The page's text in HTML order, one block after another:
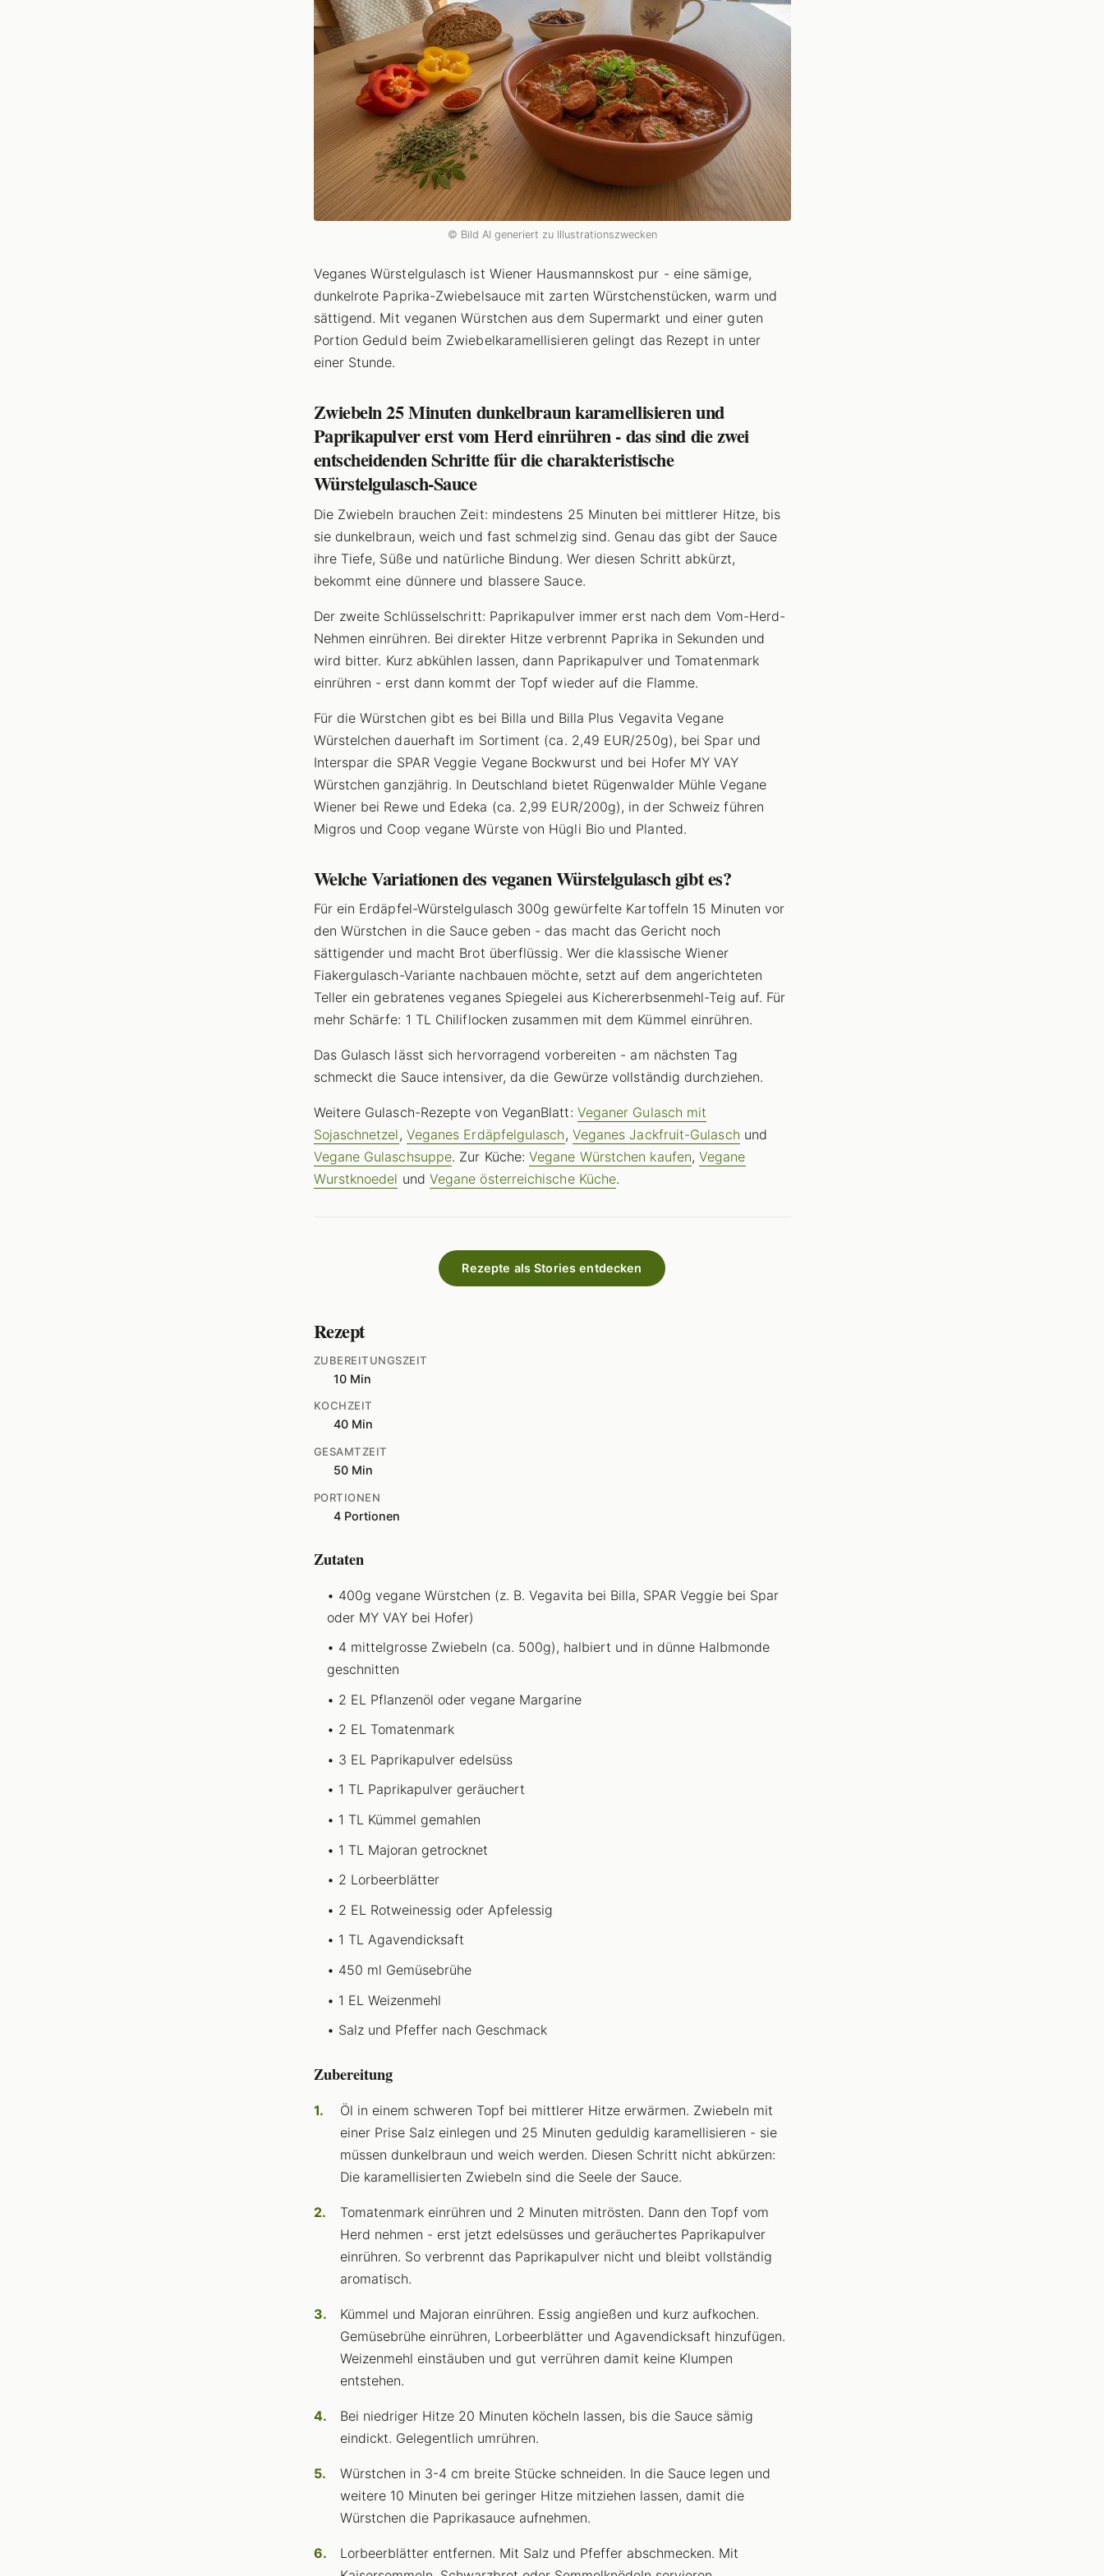
© Bild AI generiert zu Illustrationszwecken
Veganes Würstelgulasch ist Wiener Hausmannskost pur - eine sämige,
dunkelrote Paprika-Zwiebelsauce mit zarten Würstchenstücken, warm und
sättigend. Mit veganen Würstchen aus dem Supermarkt und einer guten
Portion Geduld beim Zwiebelkaramellisieren gelingt das Rezept in unter
einer Stunde.
Zwiebeln 25 Minuten dunkelbraun karamellisieren und
Paprikapulver erst vom Herd einrühren - das sind die zwei
entscheidenden Schritte für die charakteristische
Würstelgulasch-Sauce
Die Zwiebeln brauchen Zeit: mindestens 25 Minuten bei mittlerer Hitze, bis
sie dunkelbraun, weich und fast schmelzig sind. Genau das gibt der Sauce
ihre Tiefe, Süße und natürliche Bindung. Wer diesen Schritt abkürzt,
bekommt eine dünnere und blassere Sauce.
Der zweite Schlüsselschritt: Paprikapulver immer erst nach dem Vom-Herd-
Nehmen einrühren. Bei direkter Hitze verbrennt Paprika in Sekunden und
wird bitter. Kurz abkühlen lassen, dann Paprikapulver und Tomatenmark
einrühren - erst dann kommt der Topf wieder auf die Flamme.
Für die Würstchen gibt es bei Billa und Billa Plus Vegavita Vegane
Würstelchen dauerhaft im Sortiment (ca. 2,49 EUR/250g), bei Spar und
Interspar die SPAR Veggie Vegane Bockwurst und bei Hofer MY VAY
Würstchen ganzjährig. In Deutschland bietet Rügenwalder Mühle Vegane
Wiener bei Rewe und Edeka (ca. 2,99 EUR/200g), in der Schweiz führen
Migros und Coop vegane Würste von Hügli Bio und Planted.
Welche Variationen des veganen Würstelgulasch gibt es?
Für ein Erdäpfel-Würstelgulasch 300g gewürfelte Kartoffeln 15 Minuten vor
den Würstchen in die Sauce geben - das macht das Gericht noch
sättigender und macht Brot überflüssig. Wer die klassische Wiener
Fiakergulasch-Variante nachbauen möchte, setzt auf dem angerichteten
Teller ein gebratenes veganes Spiegelei aus Kichererbsenmehl-Teig auf. Für
mehr Schärfe: 1 TL Chiliflocken zusammen mit dem Kümmel einrühren.
Das Gulasch lässt sich hervorragend vorbereiten - am nächsten Tag
schmeckt die Sauce intensiver, da die Gewürze vollständig durchziehen.
Weitere Gulasch-Rezepte von VeganBlatt: Veganer Gulasch mit
Sojaschnetzel, Veganes Erdäpfelgulasch, Veganes Jackfruit-Gulasch und
Vegane Gulaschsuppe. Zur Küche:Vegane Würstchen kaufen,Vegane
Wurstknoedel und Vegane österreichische Küche.
Rezepte als Stories entdecken
Rezept
ZUBEREITUNGSZEIT
10 Min
KOCHZEIT
40 Min
GESAMTZEIT
50 Min
PORTIONEN
4 Portionen
Zutaten
400g vegane Würstchen (z. B. Vegavita bei Billa, SPAR Veggie bei Spar
oder MY VAY bei Hofer)
4 mittelgrosse Zwiebeln (ca. 500g), halbiert und in dünne Halbmonde
geschnitten
2 EL Pflanzenöl oder vegane Margarine
2 EL Tomatenmark
3 EL Paprikapulver edelsüss
1 TL Paprikapulver geräuchert
1 TL Kümmel gemahlen
1 TL Majoran getrocknet
2 Lorbeerblätter
2 EL Rotweinessig oder Apfelessig
1 TL Agavendicksaft
450 ml Gemüsebrühe
1 EL Weizenmehl
Salz und Pfeffer nach Geschmack
Zubereitung
Öl in einem schweren Topf bei mittlerer Hitze erwärmen. Zwiebeln mit
einer Prise Salz einlegen und 25 Minuten geduldig karamellisieren - sie
müssen dunkelbraun und weich werden. Diesen Schritt nicht abkürzen:
Die karamellisierten Zwiebeln sind die Seele der Sauce.
Tomatenmark einrühren und 2 Minuten mitrösten. Dann den Topf vom
Herd nehmen - erst jetzt edelsüsses und geräuchertes Paprikapulver
einrühren. So verbrennt das Paprikapulver nicht und bleibt vollständig
aromatisch.
Kümmel und Majoran einrühren. Essig angießen und kurz aufkochen.
Gemüsebrühe einrühren, Lorbeerblätter und Agavendicksaft hinzufügen.
Weizenmehl einstäuben und gut verrühren damit keine Klumpen
entstehen.
Bei niedriger Hitze 20 Minuten köcheln lassen, bis die Sauce sämig
eindickt. Gelegentlich umrühren.
Würstchen in 3-4 cm breite Stücke schneiden. In die Sauce legen und
weitere 10 Minuten bei geringer Hitze mitziehen lassen, damit die
Würstchen die Paprikasauce aufnehmen.
Lorbeerblätter entfernen. Mit Salz und Pfeffer abschmecken. Mit